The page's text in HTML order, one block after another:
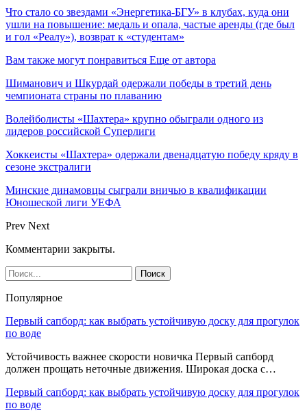
Что стало со звездами «Энергетика-БГУ» в клубах, куда они
ушли на повышение: медаль и опала, частые аренды (где был
и гол «Реалу»), возврат к «студентам»
Вам также могут понравиться Еще от автора
Шиманович и Шкурдай одержали победы в третий день
чемпионата страны по плаванию
Волейболисты «Шахтера» крупно обыграли одного из
лидеров российской Суперлиги
Хоккеисты «Шахтера» одержали двенадцатую победу кряду в
сезоне экстралиги
Минские динамовцы сыграли вничью в квалификации
Юношеской лиги УЕФА
Prev Next
Комментарии закрыты.
Популярное
Первый сапборд: как выбрать устойчивую доску для прогулок
по воде
Устойчивость важнее скорости новичка Первый сапборд
должен прощать неточные движения. Широкая доска с…
Первый сапборд: как выбрать устойчивую доску для прогулок
по воде